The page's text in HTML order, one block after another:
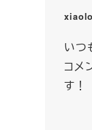
いつ
コメ
す！